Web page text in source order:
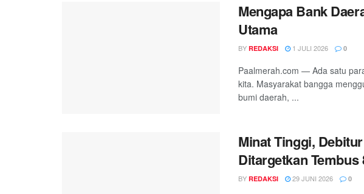
Mengapa Bank
Utama
BY REDAKSI 1 JULI 2026 0
Paalmerah.com — Ada satu
kita. Masyarakat bangga
bumi daerah, ...
Minat Tinggi,
Ditargetkan
BY REDAKSI 29 JUNI 2026 0